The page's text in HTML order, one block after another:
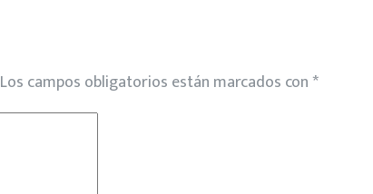
Los campos obligatorios están marcados con *